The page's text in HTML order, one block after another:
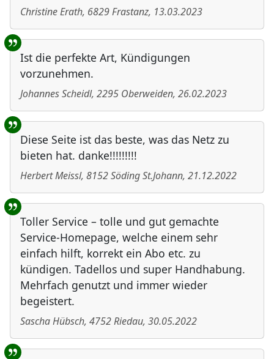
Christine Erath, 6829Frastanz, 13.03.2023
Ist die perfekte Art, Kündigungen
vorzunehmen.
Johannes Scheidl, 2295 Oberweiden, 26.02.2023
Diese Seite ist das beste, was das Netz zu
bieten hat. danke!!!!!!!!!
Herbert Meissl, 8152Söding St.Johann, 21.12.2022
Toller Service – tolle und gut gemachte
Service-Homepage, welche einem sehr
einfach hilft, korrekt ein Abo etc. zu
kündigen. Tadellos und super Handhabung.
Mehrfach genutzt und immer wieder
begeistert.
Sascha Hübsch, 4752Riedau, 30.05.2022